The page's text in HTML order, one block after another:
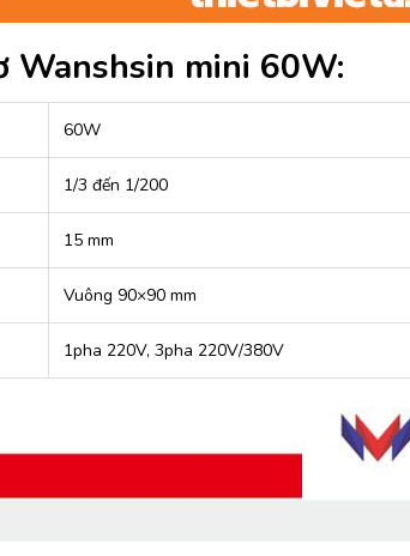
mini 60W:
60W
1/3 đến 1/200
15 mm
Vuông 90×90 mm
1pha 220V, 3pha 220V/380V